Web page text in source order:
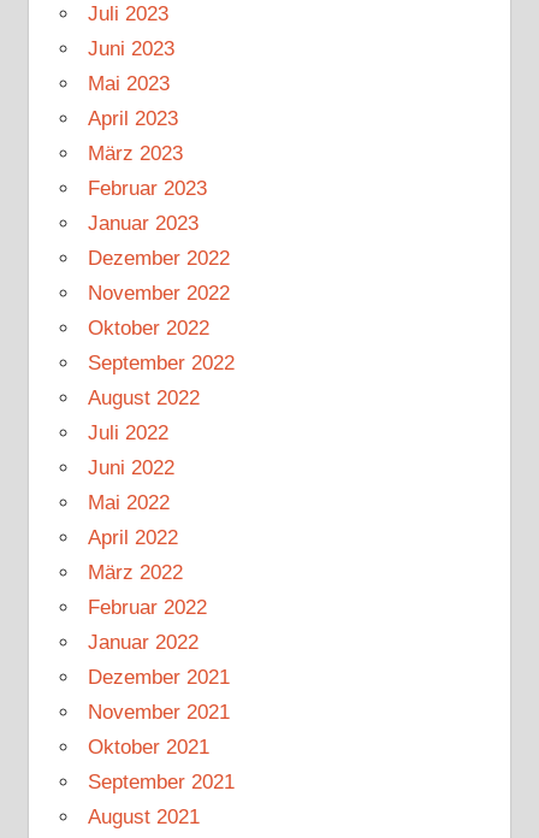
Juli 2023
Juni 2023
Mai 2023
April 2023
März 2023
Februar 2023
Januar 2023
Dezember 2022
November 2022
Oktober 2022
September 2022
August 2022
Juli 2022
Juni 2022
Mai 2022
April 2022
März 2022
Februar 2022
Januar 2022
Dezember 2021
November 2021
Oktober 2021
September 2021
August 2021